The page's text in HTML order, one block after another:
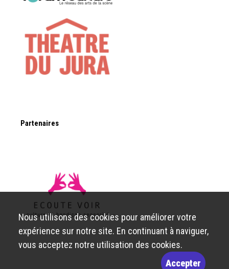
Partenaires
Nous utilisons des cookies pour améliorer votre
expérience sur notre site. En continuant à naviguer,
vous acceptez notre utilisation des cookies.
Accepter